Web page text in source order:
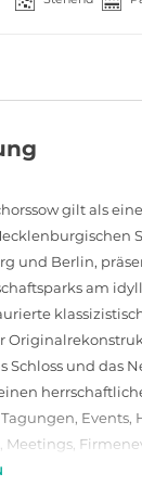
gilt als
und Berlin,
am
Schloss und das
Events,
Meetings,
einen